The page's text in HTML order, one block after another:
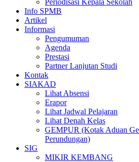
Periodisasi Kepala Sekolah
Info SPMB
Artikel
Informasi
Pengumuman
Agenda
Prestasi
Partner Lanjutan Studi
Kontak
SIAKAD
Lihat Absensi
Erapor
Lihat Jadwal Pelajaran
Lihat Denah Kelas
GEMPUR (Kotak Aduan
Perundungan)
SIG
MIKIR KEMBANG